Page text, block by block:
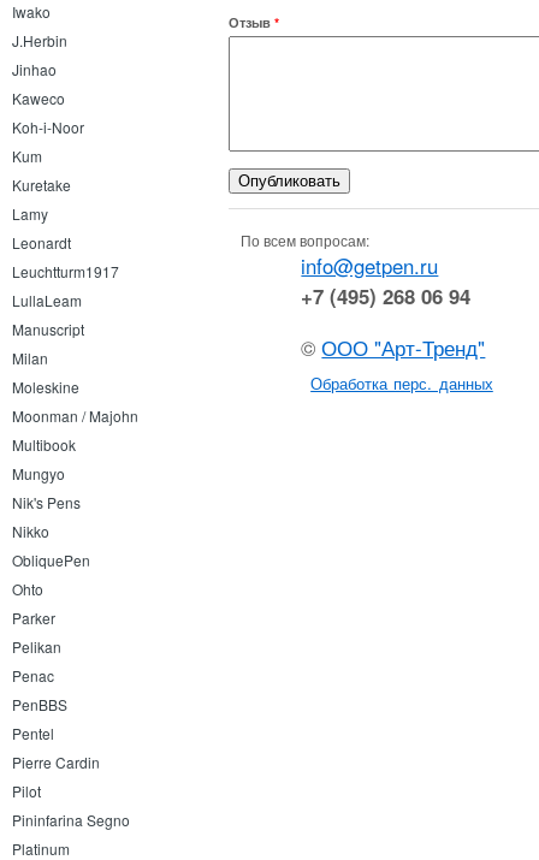
Iwako
J.Herbin
Jinhao
Kaweco
Koh-i-Noor
Kum
Kuretake
Lamy
Leonardt
Leuchtturm1917
LullaLeam
Manuscript
Milan
Moleskine
Moonman / Majohn
Multibook
Mungyo
Nik's Pens
Nikko
ObliquePen
Ohto
Parker
Pelikan
Penac
PenBBS
Pentel
Pierre Cardin
Pilot
Pininfarina Segno
Platinum
Отзыв *
По всем вопросам:
info@getpen.ru
+7 (495) 268 06 94
©ООО "Арт-Тренд"
Обработка перс. данных